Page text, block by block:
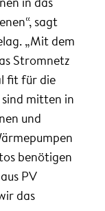
sagt
„Mit dem
Stromnetz
fit für die
mitten in
und
benötigen
PV
das